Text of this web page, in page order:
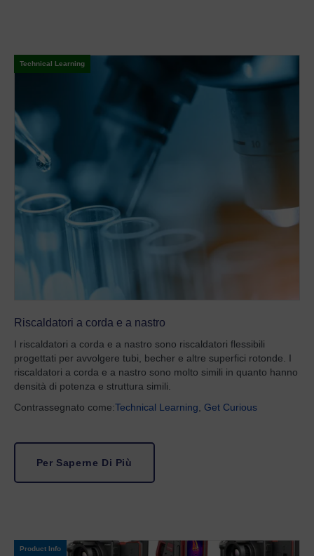
Technical Learning
Riscaldatori a corda e a nastro
I riscaldatori a corda e a nastro sono riscaldatori flessibili
progettati per avvolgere tubi, becher e altre superfici rotonde. I
riscaldatori a corda e a nastro sono molto simili in quanto hanno
densità di potenza e struttura simili.
Contrassegnato come:Technical Learning Get Curious
Per Saperne Di Più
Product Info